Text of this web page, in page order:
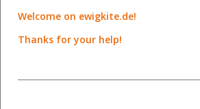
Welcome on ewigkite.de!
Thanks for your help!